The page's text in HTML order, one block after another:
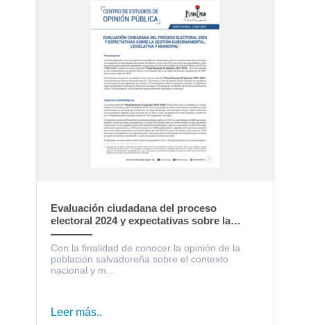
Evaluación ciudadana del proceso
electoral 2024 y expectativas sobre la
gestión gubernamental, legislativa y
municipal
Con la finalidad de conocer la opinión de la
población salvadoreña sobre el contexto
nacional y m...
Leer más..